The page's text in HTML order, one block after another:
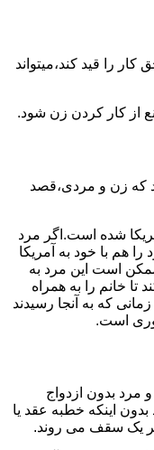
را قید کند،میتواند
از کار کردن زن شود.
که زن و مردی،قصد
شده است.اگر مرد
را هم با خود به آمریکا
است این مرد به
تا خانم را به همراه
که به آنجا رسیدند
است.
مرد بدون ازدواج
اینکه خطبه عقد یا
یک سقف می روند.